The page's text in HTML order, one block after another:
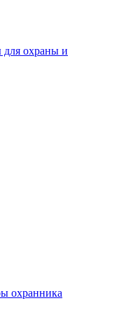
охраны и
охранника